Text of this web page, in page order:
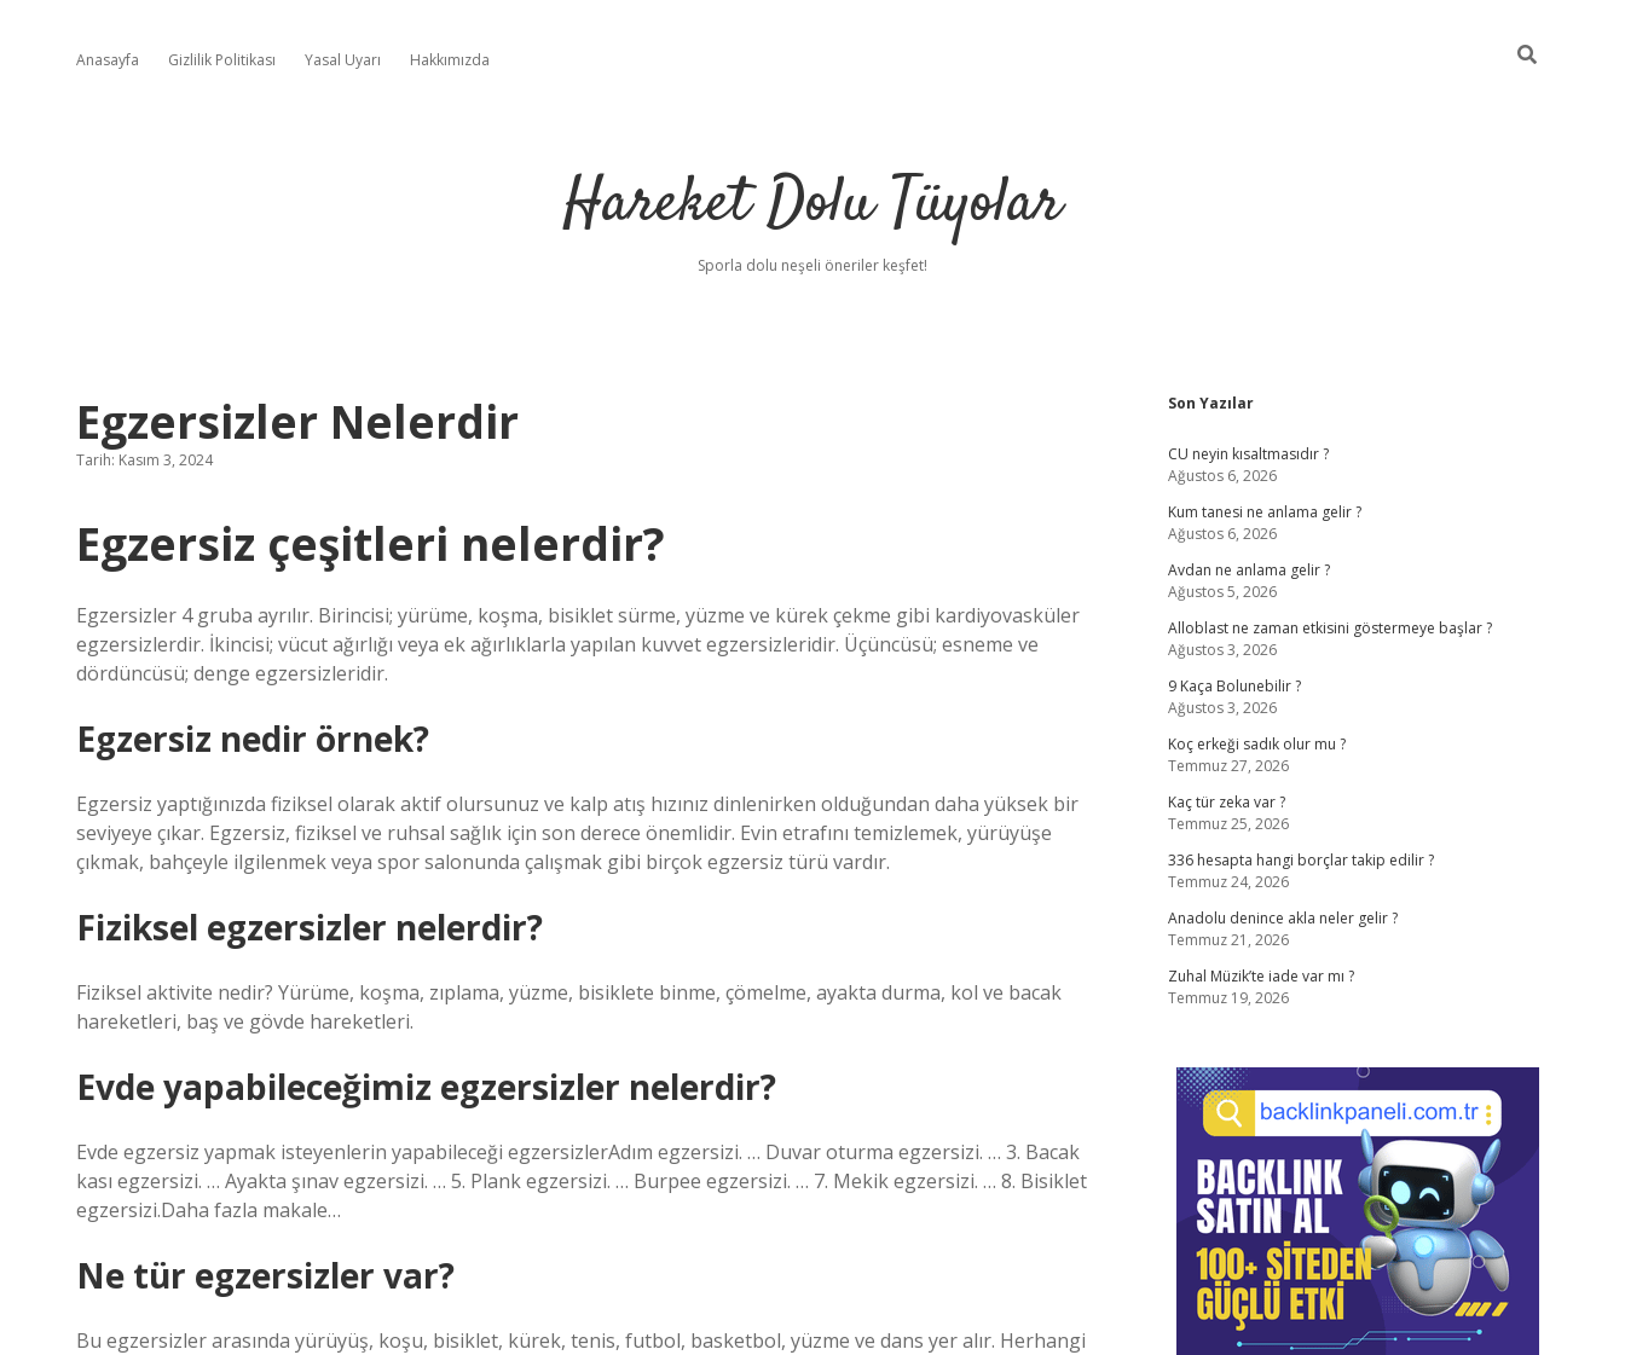
Anasayfa Gizlilik Politikası Yasal Uyarı Hakkımızda
Hareket Dolu Tüyolar
Sporla dolu neşeli öneriler keşfet!
Egzersizler Nelerdir
Tarih: Kasım 3, 2024
Egzersiz çeşitleri nelerdir?
Egzersizler 4 gruba ayrılır. Birincisi; yürüme, koşma, bisiklet sürme, yüzme ve kürek çekme gibi kardiyovasküler
egzersizlerdir. İkincisi; vücut ağırlığı veya ek ağırlıklarla yapılan kuvvet egzersizleridir. Üçüncüsü; esneme ve
dördüncüsü; denge egzersizleridir.
Egzersiz nedir örnek?
Egzersiz yaptığınızda fiziksel olarak aktif olursunuz ve kalp atış hızınız dinlenirken olduğundan daha yüksek bir
seviyeye çıkar. Egzersiz, fiziksel ve ruhsal sağlık için son derece önemlidir. Evin etrafını temizlemek, yürüyüşe
çıkmak, bahçeyle ilgilenmek veya spor salonunda çalışmak gibi birçok egzersiz türü vardır.
Fiziksel egzersizler nelerdir?
Fiziksel aktivite nedir? Yürüme, koşma, zıplama, yüzme, bisiklete binme, çömelme, ayakta durma, kol ve bacak
hareketleri, baş ve gövde hareketleri.
Evde yapabileceğimiz egzersizler nelerdir?
Evde egzersiz yapmak isteyenlerin yapabileceği egzersizlerAdım egzersizi. … Duvar oturma egzersizi. … 3. Bacak
kası egzersizi. … Ayakta şınav egzersizi. … 5. Plank egzersizi. … Burpee egzersizi. … 7. Mekik egzersizi. … 8. Bisiklet
egzersizi.Daha fazla makale…
Ne tür egzersizler var?
Bu egzersizler arasında yürüyüş, koşu, bisiklet, kürek, tenis, futbol, ​​basketbol, ​​yüzme ve dans yer alır. Herhangi
Sidebar
Son Yazılar
CU neyin kısaltmasıdır ?
Ağustos 6, 2026
Kum tanesi ne anlama gelir ?
Ağustos 6, 2026
Avdan ne anlama gelir ?
Ağustos 5, 2026
Alloblast ne zaman etkisini göstermeye başlar ?
Ağustos 3, 2026
9 Kaça Bolunebilir ?
Ağustos 3, 2026
Koç erkeği sadık olur mu ?
Temmuz 27, 2026
Kaç tür zeka var ?
Temmuz 25, 2026
336 hesapta hangi borçlar takip edilir ?
Temmuz 24, 2026
Anadolu denince akla neler gelir ?
Temmuz 21, 2026
Zuhal Müzik’te iade var mı ?
Temmuz 19, 2026